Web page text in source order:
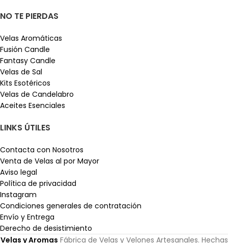
NO TE PIERDAS
Velas Aromáticas
Fusión Candle
Fantasy Candle
Velas de Sal
Kits Esotéricos
Velas de Candelabro
Aceites Esenciales
LINKS ÚTILES
Contacta con Nosotros
Venta de Velas al por Mayor
Aviso legal
Política de privacidad
Instagram
Condiciones generales de contratación
Envío y Entrega
Derecho de desistimiento
Velas y Aromas Fábrica de Velas y Velones Artesanales. Hechas